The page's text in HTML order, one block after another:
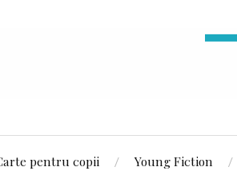
pentru copii Young Fiction